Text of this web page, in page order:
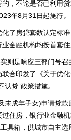
，不论是否已利用
年8月31日起施行。
房贷套数认定标准
金融机构均按首套
是响应三部门号召
合印发了《关于优
贷”政策措施。
成年子女)申请贷款
住房，银行业金融
具箱，供城市自主选